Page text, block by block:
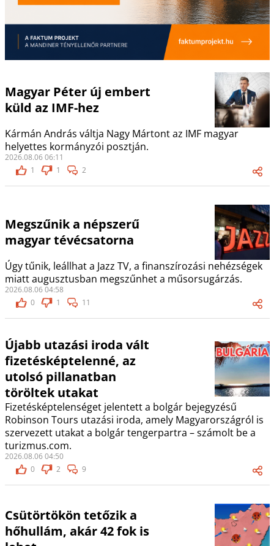
Magyar Péter új embert
küld az IMF-hez
Kármán András váltja Nagy Mártont az IMF magyar
helyettes kormányzói posztján.
2026.08.06 06:11
1
1 2
Megszűnik a népszerű
magyar tévécsatorna
Úgy tűnik, leállhat a Jazz TV, a finanszírozási nehézségek
miatt augusztusban megszűnhet a műsorsugárzás.
2026.08.06 04:58
0
1 11
Újabb utazási iroda vált
fizetésképtelenné, az
utolsó pillanatban
töröltek utakat
Fizetésképtelenséget jelentett a bolgár bejegyzésű
Robinson Tours utazási iroda, amely Magyarországról is
szervezett utakat a bolgár tengerpartra – számolt be a
turizmus.com.
2026.08.06 04:50
0
2 9
Csütörtökön tetőzik a
hőhullám, akár 42 fok is